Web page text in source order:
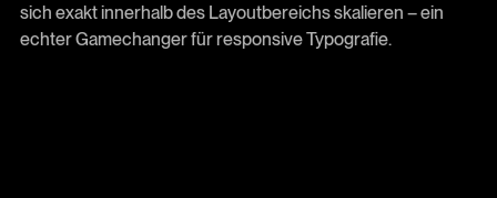
sich exakt innerhalb des Layoutbereichs skalieren – ein
echter Gamechanger für responsive Typografie.